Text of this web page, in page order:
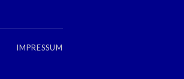
IMPRESSUM